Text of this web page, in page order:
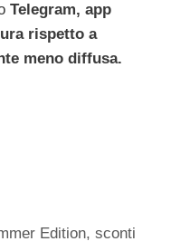
Telegram, app
rispetto a
meno diffusa.
Edition, sconti